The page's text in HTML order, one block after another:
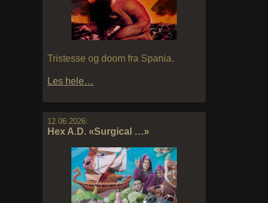
Tristesse og doom fra Spania.
Les hele…
12.06.2026:
Hex A.D. «Surgical …»